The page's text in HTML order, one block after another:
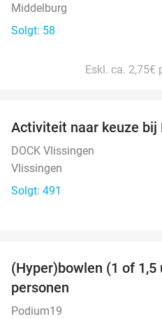
Middelburg
Solgt: 58
Eskl. ca. 2,75€
Activiteit naar keuze bij
DOCK Vlissingen
Vlissingen
Solgt: 491
(Hyper)bowlen (1 of
personen
Podium19